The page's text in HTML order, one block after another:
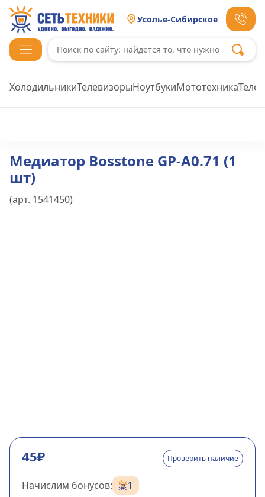
Усолье-Сибирское
ХолодильникиТелевизорыНоутбукиМототехника
Медиатор Bosstone GP-A0.71 (1
шт)
(арт. 1541450)
45₽ Проверить наличие
Начислим бонусов: 1